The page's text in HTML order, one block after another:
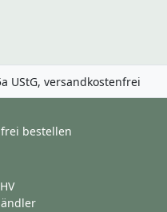
UStG, versandkostenfrei
bestellen